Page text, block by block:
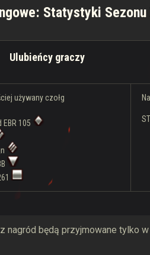
Statystyki Sezonu
Ulubieńcy graczy
używany czołg
EBR 105
nagród będą przyjmowane tylko